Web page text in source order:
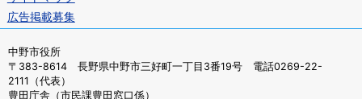
広告掲載募集
中野市役所
〒383-8614 長野県中野市三好町一丁目3番19号 電話0269-22-
2111（代表）
豊田庁舎（市民課豊田窓口係）